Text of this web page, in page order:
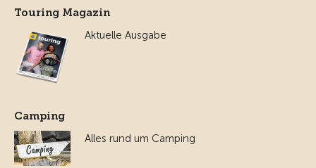
Touring Magazin
Aktuelle Ausgabe
Camping
Alles rund um Camping